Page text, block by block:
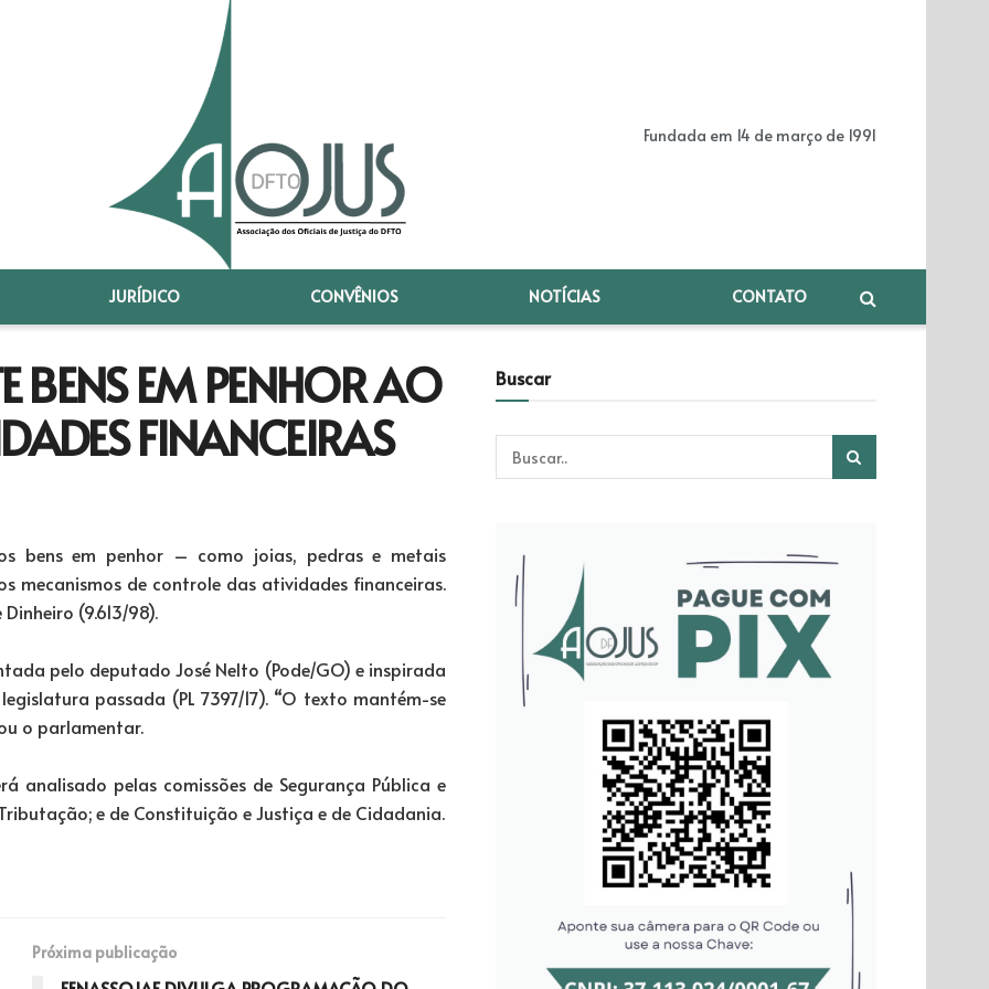
Fundada em 14 de março de 1991
JURÍDICO CONVÊNIOS NOTÍCIAS CONTATO
BENS EM PENHOR AO
FINANCEIRAS
bens em penhor – como joias, pedras e metais
mecanismos de controle das atividades financeiras.
(9.613/98).
pelo deputado José Nelto (Pode/GO) e inspirada
passada (PL 7397/17). “O texto mantém-se
o parlamentar.
pelas comissões de Segurança Pública e
e de Constituição e Justiça e de Cidadania.
Próxima publicação
Buscar